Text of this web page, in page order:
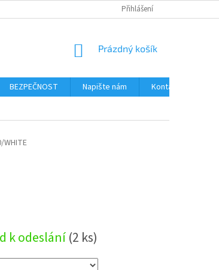
Přihlášení
NÁKUPNÍ
Prázdný košík
BEZPEČNOST Napište nám Kontakty
WHITE
k odeslání(2 ks)